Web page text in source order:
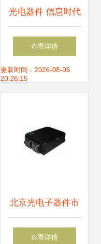
光电器件 信息时代
的“光之触手”——
定义、种类与产业
查看详情
更新时间：2026-08-06
20:26:15
北京光电子器件市
场 供应网络、厂家
查看详情